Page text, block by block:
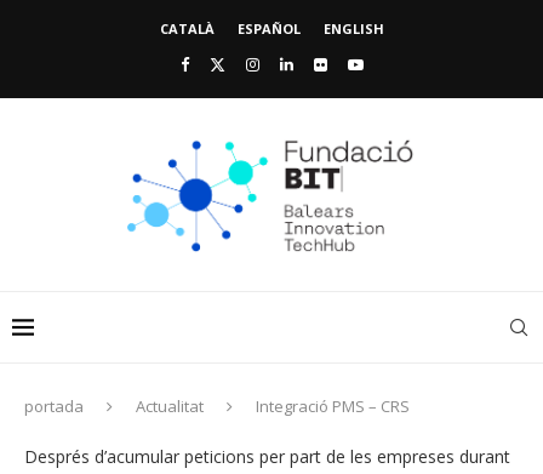
CATALÀ ESPAÑOL ENGLISH
portada Actualitat Integració PMS – CRS
Després d’acumular peticions per part de les empreses durant